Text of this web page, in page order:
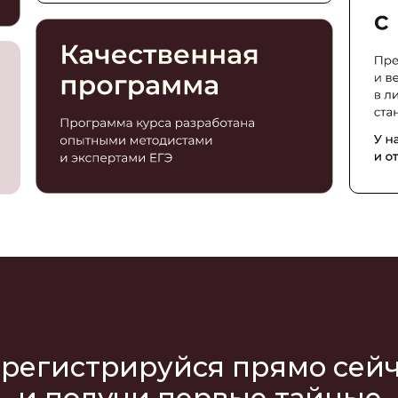
прямо